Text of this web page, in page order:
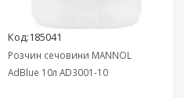
Код:185041
Розчин сечовини MANNOL
AdBlue 10л AD3001-10